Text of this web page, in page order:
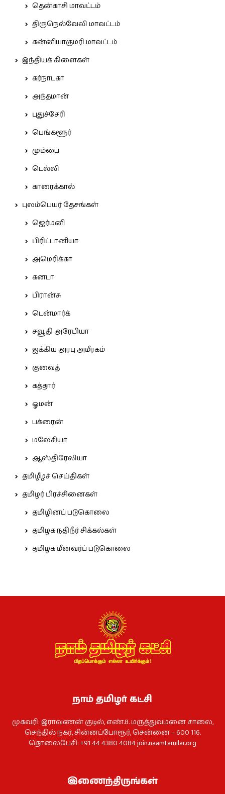
தென்காசி மாவட்டம்
திருநெல்வேலி மாவட்டம்
கன்னியாகுமரி மாவட்டம்
இந்தியக் கிளைகள்
கர்நாடகா
அந்தமான்
புதுச்சேரி
பெங்களூர்
மும்பை
டெல்லி
காரைக்கால்
புலம்பெயர் தேசங்கள்
ஜெர்மனி
பிரிட்டானியா
அமெரிக்கா
கனடா
பிரான்சு
டென்மார்க்
சவூதி அரேபியா
ஐக்கிய அரபு அமீரகம்
குவைத்
கத்தார்
ஓமன்
பக்ரைன்
மலேசியா
ஆஸ்திரேலியா
தமிழீழச் செய்திகள்
தமிழர் பிரச்சினைகள்
தமிழினப் படுகொலை
தமிழக நதிநீர் சிக்கல்கள்
தமிழக மீனவர்ப் படுகொலை
நாம் தமிழர் கட்சி
முகவரி: இராவணன் குடில், எண்.8. மருத்துவமனை சாலை,
செந்தில் நகர், சின்னப்போரூர், சென்னை – 600 116.
தொலைபேசி: +91 44 4380 4084join.naamtamilar.org
இணைந்திருங்கள்